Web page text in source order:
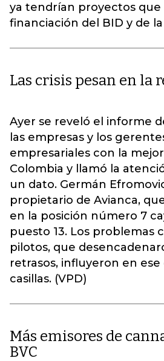
ya tendrían proyectos
financiación del BID y de la
Las crisis pesan en la
Ayer se reveló el informe
las empresas y los
empresariales con la
Colombia y llamó la
un dato. Germán
propietario de Avianca,
en la posición número 7
puesto 13. Los problemas
pilotos, que
retrasos, influyeron en ese
casillas. (VPD)
Más emisores de
BVC